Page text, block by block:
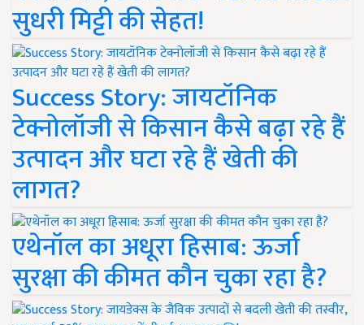
सुधरी मिट्टी की सेहत!
Success Story: जायटॉनिक
टेक्नोलॉजी से किसान कैसे बढ़ा रहे हैं
उत्पादन और घटा रहे हैं खेती की
लागत?
एथेनॉल का अधूरा हिसाब: ऊर्जा
सुरक्षा की कीमत कौन चुका रहा है?